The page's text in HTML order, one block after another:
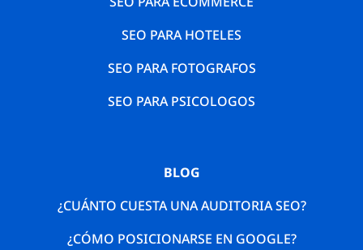
SEO PARA HOTELES
SEO PARA FOTOGRAFOS
SEO PARA PSICOLOGOS
BLOG
¿CUÁNTO CUESTA UNA AUDITORIA SEO?
¿CÓMO POSICIONARSE EN GOOGLE?